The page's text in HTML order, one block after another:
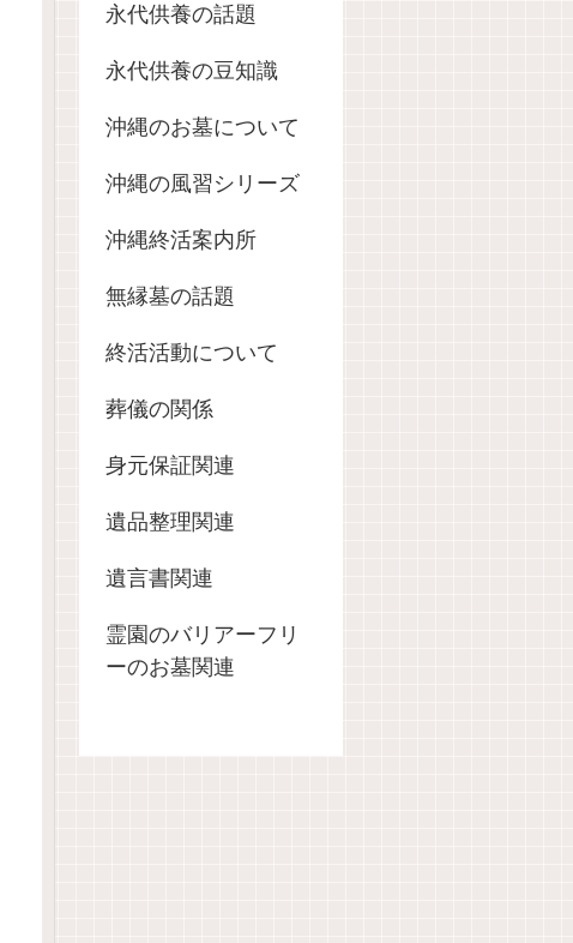
永代供養の話題
永代供養の豆知識
沖縄のお墓について
沖縄の風習シリーズ
沖縄終活案内所
無縁墓の話題
終活活動について
葬儀の関係
身元保証関連
遺品整理関連
遺言書関連
霊園のバリアーフリ
ーのお墓関連